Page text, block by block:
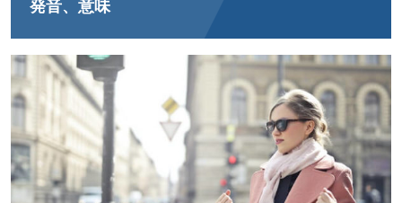
発音、意味